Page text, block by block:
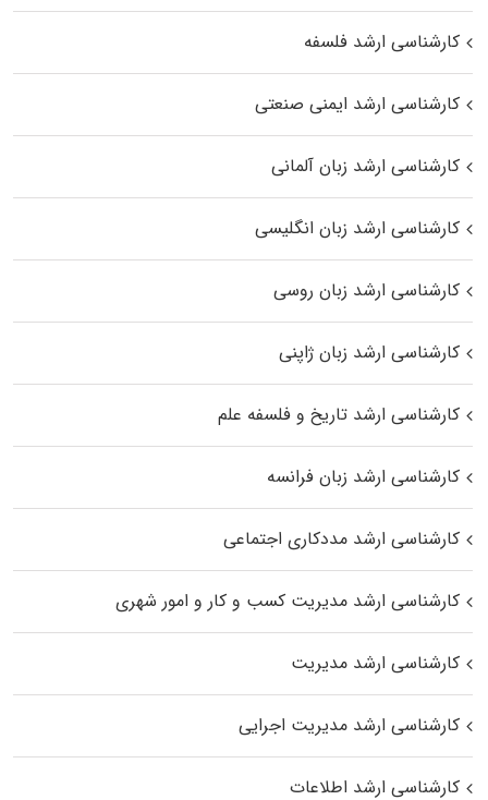
کارشناسی ارشد فلسفه
کارشناسی ارشد ایمنی صنعتی
کارشناسی ارشد زبان آلمانی
کارشناسی ارشد زبان انگلیسی
کارشناسی ارشد زبان روسی
کارشناسی ارشد زبان ژاپنی
کارشناسی ارشد تاریخ و فلسفه علم
کارشناسی ارشد زبان فرانسه
کارشناسی ارشد مددکاری اجتماعی
کارشناسی ارشد مدیریت کسب و کار و امور شهری
کارشناسی ارشد مدیریت
کارشناسی ارشد مدیریت اجرایی
کارشناسی ارشد اطلاعات